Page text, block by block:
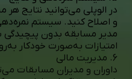
در الوپلی می‌توانید نتایج
و اصلاح کنید. سیستم
مدیر مسابقه بدون پیچیدگی
امتیازات به‌صورت خودکار
6. مدیریت مالی
داوران و مدیران مسابقات